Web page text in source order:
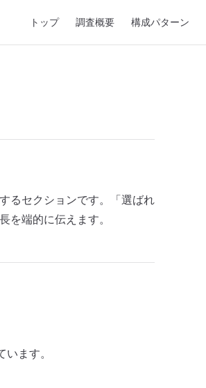
トップ 調査概要 構成パターン
るセクションです。「選ばれ
を端的に伝えます。
ます。